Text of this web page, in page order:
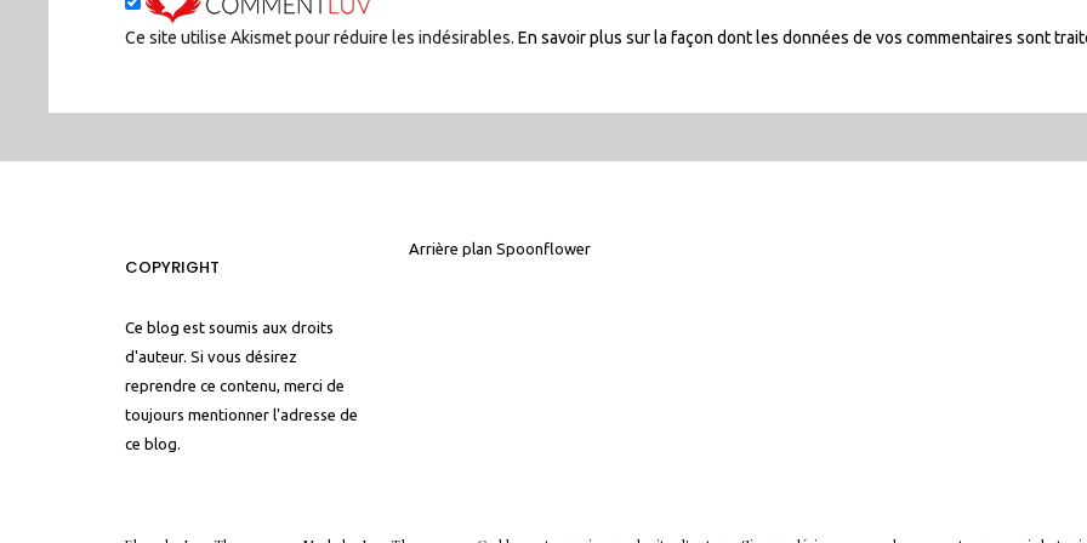
Ce site utilise Akismet pour réduire les indésirables.En savoir plus sur la façon dont les données de vos commentaires sont
COPYRIGHT
Ce blog est soumis aux droits
d'auteur. Si vous désirez
reprendre ce contenu, merci de
toujours mentionner l'adresse de
ce blog.
Arrière plan Spoonflower